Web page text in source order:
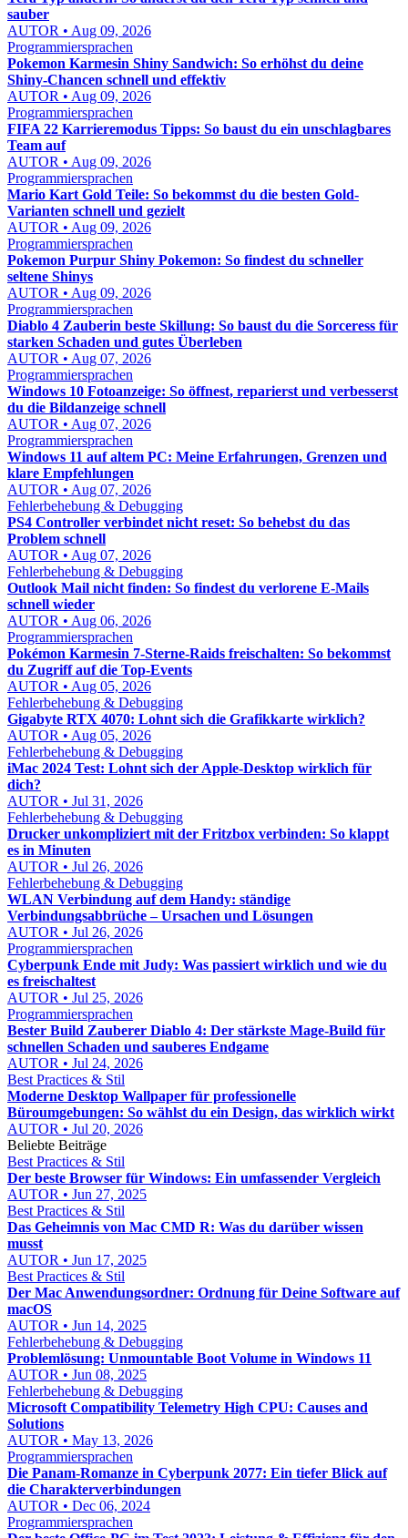
sauber
AUTOR • Aug 09, 2026
Programmiersprachen
Pokemon Karmesin Shiny Sandwich: So erhöhst du deine
Shiny-Chancen schnell und effektiv
AUTOR • Aug 09, 2026
Programmiersprachen
FIFA 22 Karrieremodus Tipps: So baust du ein unschlagbares
Team auf
AUTOR • Aug 09, 2026
Programmiersprachen
Mario Kart Gold Teile: So bekommst du die besten Gold-
Varianten schnell und gezielt
AUTOR • Aug 09, 2026
Programmiersprachen
Pokemon Purpur Shiny Pokemon: So findest du schneller
seltene Shinys
AUTOR • Aug 09, 2026
Programmiersprachen
Diablo 4 Zauberin beste Skillung: So baust du die Sorceress für
starken Schaden und gutes Überleben
AUTOR • Aug 07, 2026
Programmiersprachen
Windows 10 Fotoanzeige: So öffnest, reparierst und verbesserst
du die Bildanzeige schnell
AUTOR • Aug 07, 2026
Programmiersprachen
Windows 11 auf altem PC: Meine Erfahrungen, Grenzen und
klare Empfehlungen
AUTOR • Aug 07, 2026
Fehlerbehebung & Debugging
PS4 Controller verbindet nicht reset: So behebst du das
Problem schnell
AUTOR • Aug 07, 2026
Fehlerbehebung & Debugging
Outlook Mail nicht finden: So findest du verlorene E-Mails
schnell wieder
AUTOR • Aug 06, 2026
Programmiersprachen
Pokémon Karmesin 7-Sterne-Raids freischalten: So bekommst
du Zugriff auf die Top-Events
AUTOR • Aug 05, 2026
Fehlerbehebung & Debugging
Gigabyte RTX 4070: Lohnt sich die Grafikkarte wirklich?
AUTOR • Aug 05, 2026
Fehlerbehebung & Debugging
iMac 2024 Test: Lohnt sich der Apple-Desktop wirklich für
dich?
AUTOR • Jul 31, 2026
Fehlerbehebung & Debugging
Drucker unkompliziert mit der Fritzbox verbinden: So klappt
es in Minuten
AUTOR • Jul 26, 2026
Fehlerbehebung & Debugging
WLAN Verbindung auf dem Handy: ständige
Verbindungsabbrüche – Ursachen und Lösungen
AUTOR • Jul 26, 2026
Programmiersprachen
Cyberpunk Ende mit Judy: Was passiert wirklich und wie du
es freischaltest
AUTOR • Jul 25, 2026
Programmiersprachen
Bester Build Zauberer Diablo 4: Der stärkste Mage-Build für
schnellen Schaden und sauberes Endgame
AUTOR • Jul 24, 2026
Best Practices & Stil
Moderne Desktop Wallpaper für professionelle
Büroumgebungen: So wählst du ein Design, das wirklich wirkt
AUTOR • Jul 20, 2026
Beliebte Beiträge
Best Practices & Stil
Der beste Browser für Windows: Ein umfassender Vergleich
AUTOR • Jun 27, 2025
Best Practices & Stil
Das Geheimnis von Mac CMD R: Was du darüber wissen
musst
AUTOR • Jun 17, 2025
Best Practices & Stil
Der Mac Anwendungsordner: Ordnung für Deine Software auf
macOS
AUTOR • Jun 14, 2025
Fehlerbehebung & Debugging
Problemlösung: Unmountable Boot Volume in Windows 11
AUTOR • Jun 08, 2025
Fehlerbehebung & Debugging
Microsoft Compatibility Telemetry High CPU: Causes and
Solutions
AUTOR • May 13, 2026
Programmiersprachen
Die Panam-Romanze in Cyberpunk 2077: Ein tiefer Blick auf
die Charakterverbindungen
AUTOR • Dec 06, 2024
Programmiersprachen